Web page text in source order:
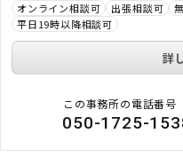
オンライン相談可 出張相談可
平日19時以降相談可
詳
この事務所の電話番号
050-1725-